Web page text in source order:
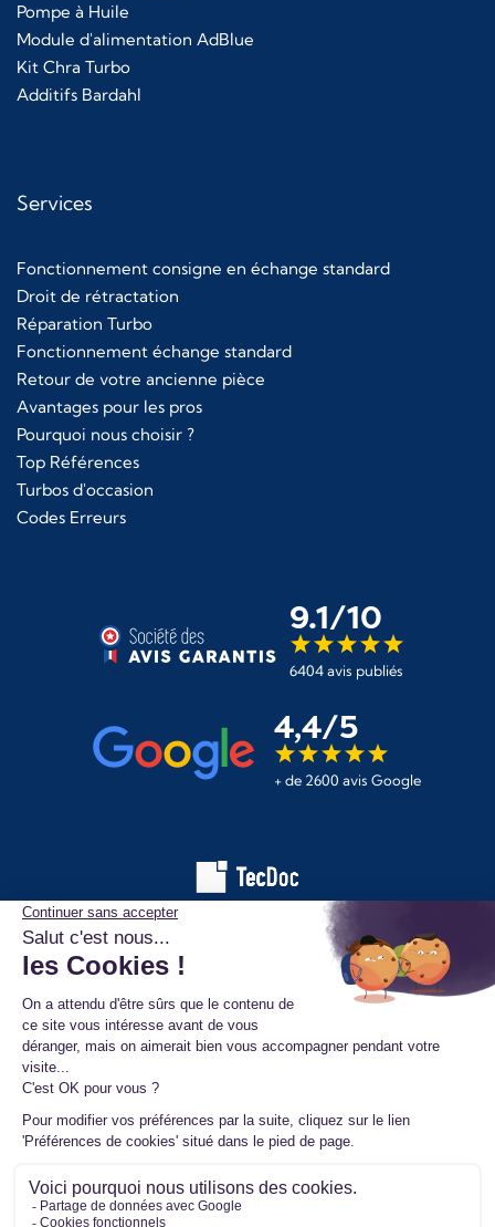
Pompe à Huile
Module d'alimentation AdBlue
Kit Chra Turbo
Additifs Bardahl
Services
Fonctionnement consigne en échange standard
Droit de rétractation
Réparation Turbo
Fonctionnement échange standard
Retour de votre ancienne pièce
Avantages pour les pros
Pourquoi nous choisir ?
Top Références
Turbos d'occasion
Codes Erreurs
9.1/10
6404 avis publiés
4,4/5
+ de 2600 avis Google
Les informations affichées sur ce site de pièces automobiles
proviennent de la base de données TecDoc. Elles sont protégées
par le droit d’auteur et ne peuvent en aucun cas être copiées,
reproduites, utilisées ou diffusées sans l’autorisation préalable de
TecAlliance. Toute utilisation non autorisée constitue une infraction
et pourra faire l’objet de poursuites.
Mentions légales
Conditions générales de vente